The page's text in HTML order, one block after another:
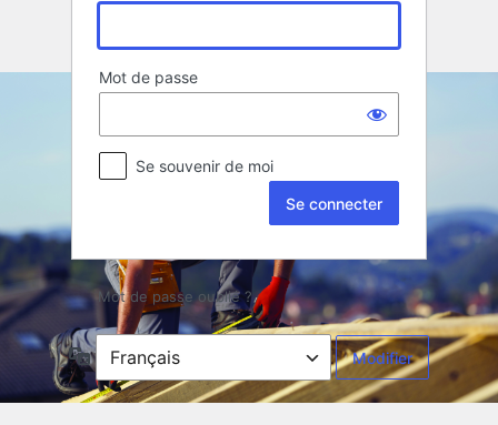
Mot de passe
Se souvenir de moi
Mot de passe oublié ?
Langue